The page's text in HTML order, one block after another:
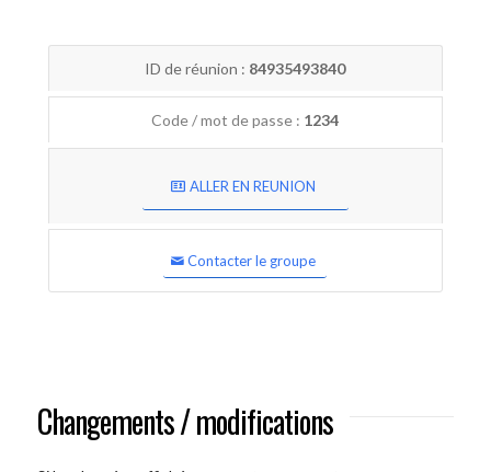
ID de réunion : 84935493840
Code / mot de passe : 1234
ALLER EN REUNION
Contacter le groupe
Changements / modifications